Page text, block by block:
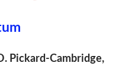
Pickard-Cambridge,